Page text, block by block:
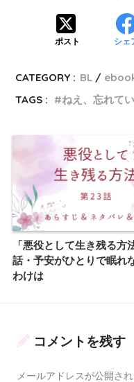
ポスト シェ
CATEGORY : BL
TAGS :
ねえ、忘れてい
「悪役として生き残る方
話・予安がひとりで眠れ
わけは
コメントを残す
メールアドレスが公開さ